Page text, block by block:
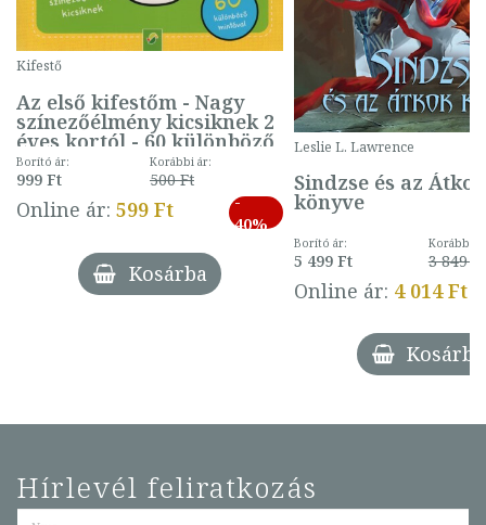
Kifestő
Az első kifestőm - Nagy
színezőélmény kicsiknek 2
éves kortól - 60 különböző
mintával (gombás)
Borító ár:
999 Ft
Korábbi ár:
500 Ft
Online ár: 599 Ft
-
40%
Kosárba
Leslie L. Lawrence
Sindzse és az Átkok
könyve
Borító ár:
5 499 Ft
Korábbi
3 849 Ft
Online ár: 4 014 Ft
Kosárba
Hírlevél feliratkozás